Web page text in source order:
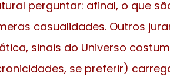
perguntar: afinal, o que
casualidades. Outros
sinais do Universo
se preferir)